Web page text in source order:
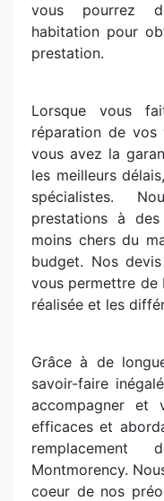
vous pourrez
habitation pour
prestation.
Lorsque vous
réparation de vos
vous avez la
les meilleurs
spécialistes.
prestations à
moins chers du
budget. Nos
vous permettre de
réalisée et les
Grâce à de
savoir-faire
accompagner et
efficaces et
Montmorency.
coeur de nos